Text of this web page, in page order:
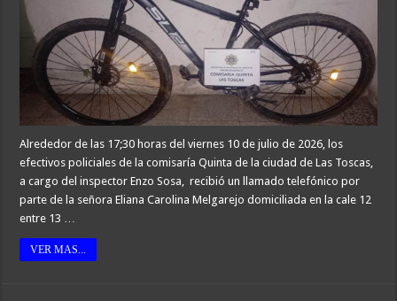
Alrededor de las 17;30 horas del viernes 10 de julio de 2026, los
efectivos policiales de la comisaría Quinta de la ciudad de Las Toscas,
a cargo del inspector Enzo Sosa, recibió un llamado telefónico por
parte de la señora Eliana Carolina Melgarejo domiciliada en la cale 12
entre 13 …
VER MAS...